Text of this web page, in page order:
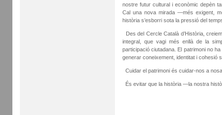
nostre futur cultural i econòmic depèn
Cal una nova mirada —més exigent,
història s’esborri sota la pressió del
Des del Cercle Català d’Història,
integral, que vagi més enllà de la
participació ciutadana. El patrimoni no
generar coneixement, identitat i cohesió
Cuidar el patrimoni és cuidar-nos a
És evitar que la història —la nostra